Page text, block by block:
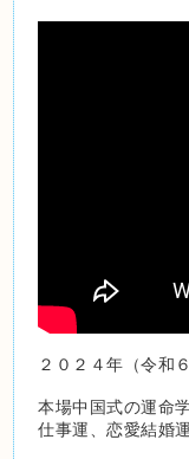
２０２４年（令和
本場中国式の運命
仕事運、恋愛結婚